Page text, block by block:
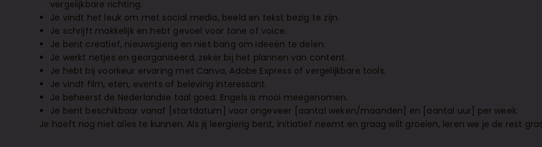
vergelijkbare richting.
Je vindt het leuk om met social media, beeld en tekst bezig te zijn.
Je schrijft makkelijk en hebt gevoel voor tone of voice.
Je bent creatief, nieuwsgierig en niet bang om ideeën te delen.
Je werkt netjes en georganiseerd, zeker bij het plannen van content.
Je hebt bij voorkeur ervaring met Canva, Adobe Express of vergelijkbare tools.
Je vindt film, eten, events of beleving interessant.
Je beheerst de Nederlandse taal goed. Engels is mooi meegenomen.
Je bent beschikbaar vanaf [startdatum] voor ongeveer [aantal weken/maanden] en [aantal uur] per week.
Je hoeft nog niet alles te kunnen. Als jij leergierig bent, initiatief neemt en graag wilt groeien, leren we je de rest